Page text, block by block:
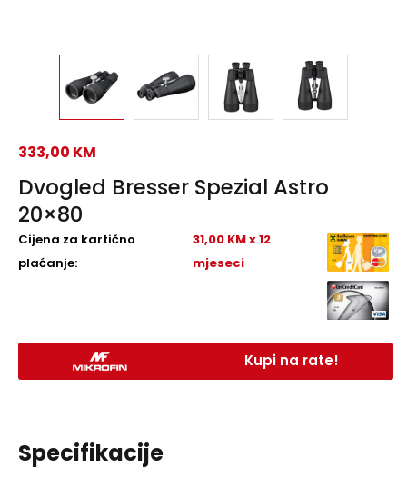
Dvogled Bresser Spezial Astro
20×80
333,00 KM
Cijena za kartično
plaćanje:
31,00 KM x 12
mjeseci
Kupi na rate!
Specifikacije